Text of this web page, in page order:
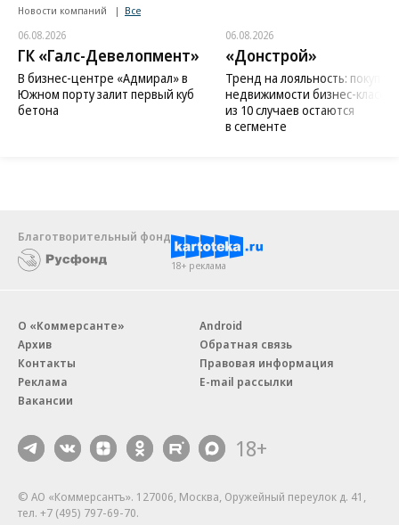
Новости компаний Все
06.08.2026
ГК «Галс-Девелопмент»
В бизнес-центре «Адмирал» в
Южном порту залит первый куб
бетона
06.08.2026
«Донстрой»
Тренд на лояльность:
недвижимости бизнес-класса
из 10 случаев остаются
в сегменте
Благотворительный фонд
18+ реклама
О «Коммерсанте»
Архив
Контакты
Реклама
Вакансии
Android
Обратная связь
Правовая информация
E-mail рассылки
18+
© АО «Коммерсантъ». 127006, Москва, Оружейный переулок д. 41,
тел. +7 (495) 797-69-70.